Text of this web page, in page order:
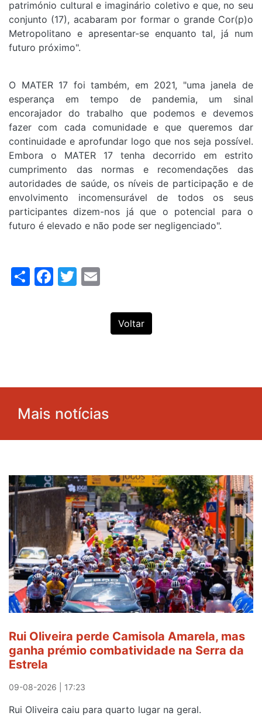
património cultural e imaginário coletivo e que, no seu
conjunto (17), acabaram por formar o grande Cor(p)o
Metropolitano e apresentar-se enquanto tal, já num
futuro próximo".
O MATER 17 foi também, em 2021, "uma janela de
esperança em tempo de pandemia, um sinal
encorajador do trabalho que podemos e devemos
fazer com cada comunidade e que queremos dar
continuidade e aprofundar logo que nos seja possível.
Embora o MATER 17 tenha decorrido em estrito
cumprimento das normas e recomendações das
autoridades de saúde, os níveis de participação e de
envolvimento incomensurável de todos os seus
participantes dizem-nos já que o potencial para o
futuro é elevado e não pode ser negligenciado".
ShareFacebook
Twitter
Voltar
Mais notícias
Rui Oliveira perde Camisola Amarela, mas
ganha prémio combatividade na Serra da
Estrela
09-08-2026 | 17:23
Rui Oliveira caiu para quarto lugar na geral.